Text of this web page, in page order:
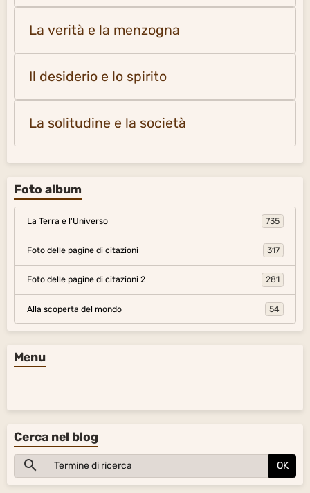
La verità e la menzogna
Il desiderio e lo spirito
La solitudine e la società
Foto album
La Terra e l'Universo 735
Foto delle pagine di citazioni 317
Foto delle pagine di citazioni 2 281
Alla scoperta del mondo 54
Menu
Cerca nel blog
OK